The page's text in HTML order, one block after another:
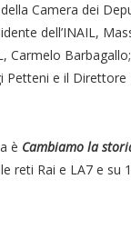
Camera dei
dell’INAIL,
Carmelo
Petteni e il
è Cambiamo la
reti Rai e LA7 e su